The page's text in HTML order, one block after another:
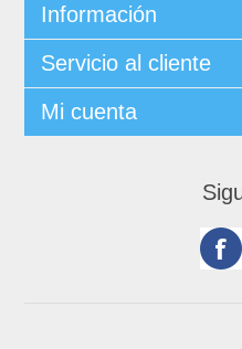
Información
Servicio al cliente
Mi cuenta